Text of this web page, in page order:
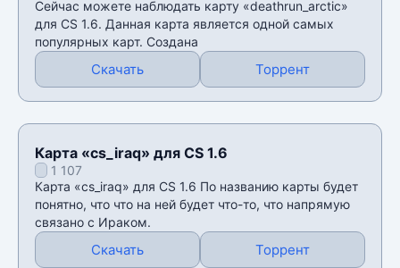
Сейчас можете наблюдать карту «deathrun_arctic»
для CS 1.6. Данная карта является одной самых
популярных карт. Создана
Скачать Торрент
Карта «cs_iraq» для CS 1.6
1 107
Карта «cs_iraq» для CS 1.6 По названию карты будет
понятно, что что на ней будет что-то, что напрямую
связано с Ираком.
Скачать Торрент